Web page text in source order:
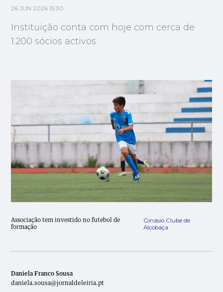
26 JUN 2026 15:30
Instituição conta com hoje com cerca de
1.200 sócios activos
Associação tem investido no futebol de
formação
Ginásio Clube de
Alcobaça
Daniela Franco Sousa
daniela.sousa@jornaldeleiria.pt